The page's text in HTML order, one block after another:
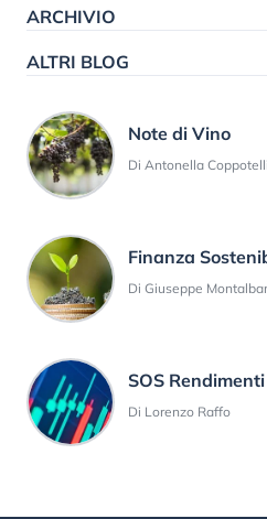
ARCHIVIO
ALTRI BLOG
Note di Vino
Di Antonella Coppotelli
Finanza
Di Giuseppe
SOS Rendimenti
Di Lorenzo Raffo